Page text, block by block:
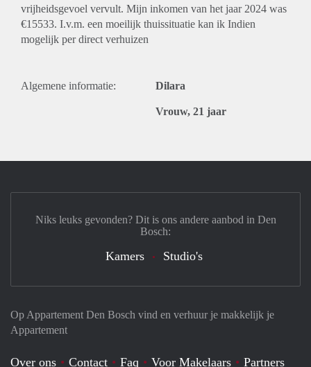
vrijheidsgevoel vervult. Mijn inkomen van het jaar 2024 was
€15533. I.v.m. een moeilijk thuissituatie kan ik Indien
mogelijk per direct verhuizen
Algemene informatie: Dilara
Vrouw, 21 jaar
Op Appartement Den Bosch vind en verhuur je makkelijk je
Appartement
Over ons Contact Faq Voor Makelaars Partners
Niks leuks gevonden? Dit is ons andere aanbod in Den
Bosch:
Kamers Studio's